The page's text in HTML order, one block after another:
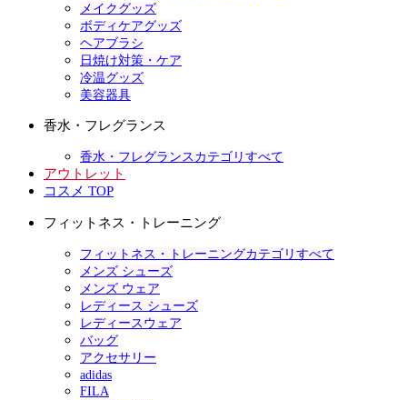
メイクグッズ
ボディケアグッズ
ヘアブラシ
日焼け対策・ケア
冷温グッズ
美容器具
香水・フレグランス
香水・フレグランスカテゴリすべて
アウトレット
コスメ TOP
フィットネス・トレーニング
フィットネス・トレーニングカテゴリすべて
メンズ シューズ
メンズ ウェア
レディース シューズ
レディースウェア
バッグ
アクセサリー
adidas
FILA